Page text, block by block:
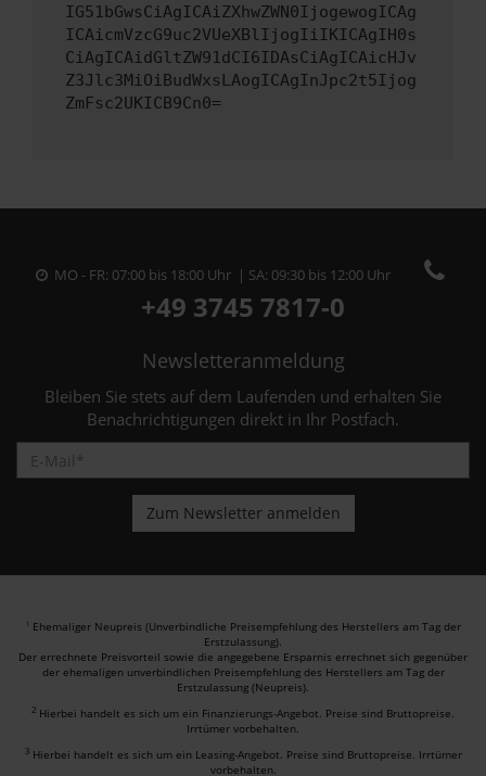
IG51bGwsCiAgICAiZXhwZWN0IjogewogICAg
ICAicmVzcG9uc2VUeXBlIjogIiIKICAgIH0s
CiAgICAidGltZW91dCI6IDAsCiAgICAicHJv
Z3Jlc3MiOiBudWxsLAogICAgInJpc2t5Ijog
ZmFsc2UKICB9Cn0=
MO - FR: 07:00 bis 18:00 Uhr | SA: 09:30 bis 12:00 Uhr
+49 3745 7817-0
Newsletteranmeldung
Bleiben Sie stets auf dem Laufenden und erhalten Sie
Benachrichtigungen direkt in Ihr Postfach.
1 Ehemaliger Neupreis (Unverbindliche Preisempfehlung des Herstellers am Tag der
Erstzulassung).
Der errechnete Preisvorteil sowie die angegebene Ersparnis errechnet sich gegenüber
der ehemaligen unverbindlichen Preisempfehlung des Herstellers am Tag der
Erstzulassung (Neupreis).
2 Hierbei handelt es sich um ein Finanzierungs-Angebot. Preise sind Bruttopreise.
Irrtümer vorbehalten.
3 Hierbei handelt es sich um ein Leasing-Angebot. Preise sind Bruttopreise. Irrtümer
vorbehalten.